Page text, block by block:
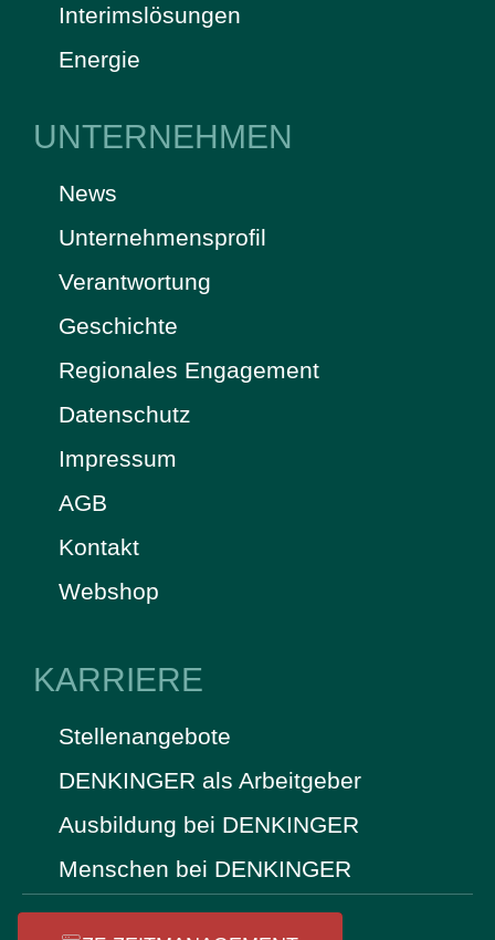
Interimslösungen
Energie
UNTERNEHMEN
News
Unternehmensprofil
Verantwortung
Geschichte
Regionales Engagement
Datenschutz
Impressum
AGB
Kontakt
Webshop
KARRIERE
Stellenangebote
DENKINGER als Arbeitgeber
Ausbildung bei DENKINGER
Menschen bei DENKINGER